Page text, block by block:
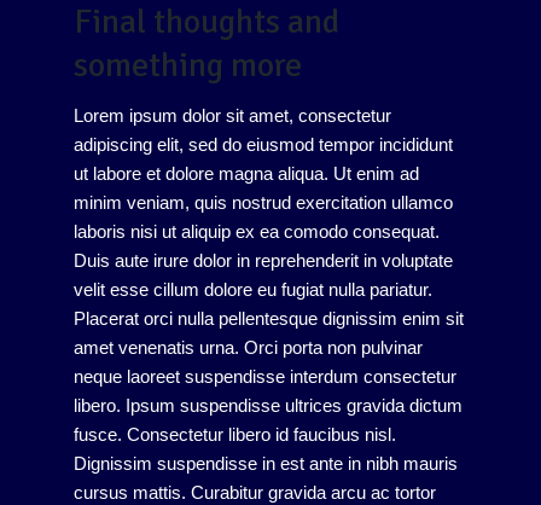
Final thoughts and
something more
Lorem ipsum dolor sit amet, consectetur
adipiscing elit, sed do eiusmod tempor incididunt
ut labore et dolore magna aliqua. Ut enim ad
minim veniam, quis nostrud exercitation ullamco
laboris nisi ut aliquip ex ea comodo consequat.
Duis aute irure dolor in reprehenderit in voluptate
velit esse cillum dolore eu fugiat nulla pariatur.
Placerat orci nulla pellentesque dignissim enim sit
amet venenatis urna. Orci porta non pulvinar
neque laoreet suspendisse interdum consectetur
libero. Ipsum suspendisse ultrices gravida dictum
fusce. Consectetur libero id faucibus nisl.
Dignissim suspendisse in est ante in nibh mauris
cursus mattis. Curabitur gravida arcu ac tortor